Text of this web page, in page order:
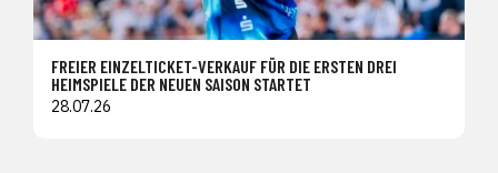
FREIER EINZELTICKET-VERKAUF FÜR DIE ERSTEN DREI
HEIMSPIELE DER NEUEN SAISON STARTET
28.07.26